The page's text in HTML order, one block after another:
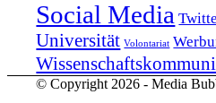
Social Media
Universität Volontariat
© Copyright 2026 - Media